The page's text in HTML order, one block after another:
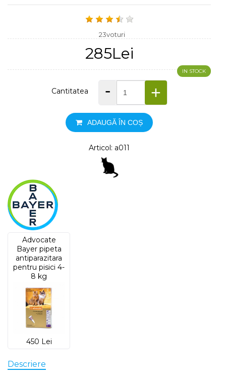
23voturi
285Lei
IN STOCK
Cantitatea - +
ADAUGĂ ÎN COȘ
Articol: a011
Advocate
Bayer pipeta
antiparazitara
pentru pisici 4-
8 kg
450 Lei
Descriere